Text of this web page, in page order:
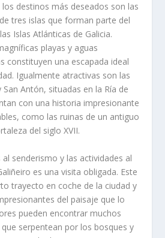
destinos más deseados son las
tres islas que forman parte del
Islas Atlánticas de Galicia.
playas y aguas
constituyen una escapada ideal
Igualmente atractivas son las
San Antón, situadas en la Ría de
con una historia impresionante
como las ruinas de un antiguo
del siglo XVII.
senderismo y las actividades al
es una visita obligada. Este
trayecto en coche de la ciudad y
del paisaje que lo
pueden encontrar muchos
serpentean por los bosques y